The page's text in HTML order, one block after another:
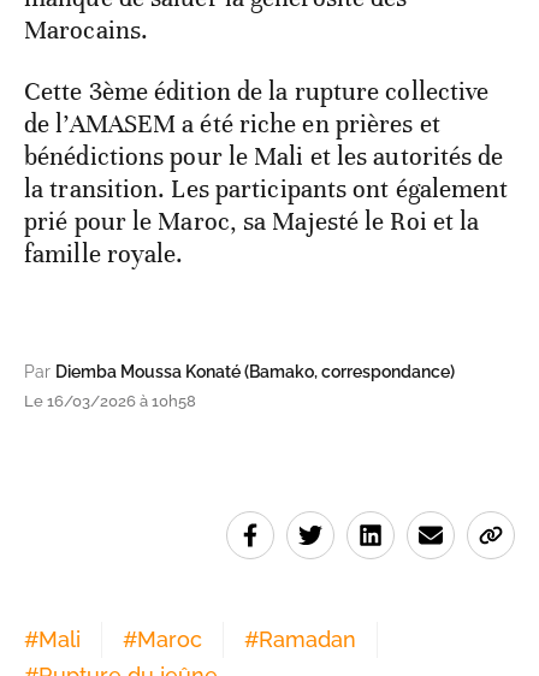
Marocains.
Cette 3èmeédition de la rupture collective
de l’AMASEM a été riche en prières et
bénédictions pour le Mali et les autorités de
la transition. Les participants ont également
prié pour le Maroc, sa Majesté le Roi et la
famille royale.
Par Diemba Moussa Konaté (Bamako, correspondance)
Le 16/03/2026 à 10h58
#Mali #Maroc #Ramadan